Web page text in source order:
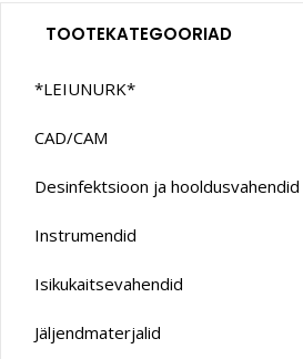
TOOTEKATEGOORIAD
*LEIUNURK*
CAD/CAM
Desinfektsioon ja hooldusvahendid
Instrumendid
Isikukaitsevahendid
Jäljendmaterjalid